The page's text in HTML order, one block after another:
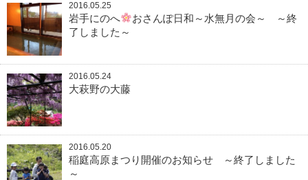
2016.05.25
岩手にのへ
おさんぽ日和～水無月の会～ ～終
了しました～
2016.05.24
大萩野の大藤
2016.05.20
稲庭高原まつり開催のお知らせ ～終了しました
～